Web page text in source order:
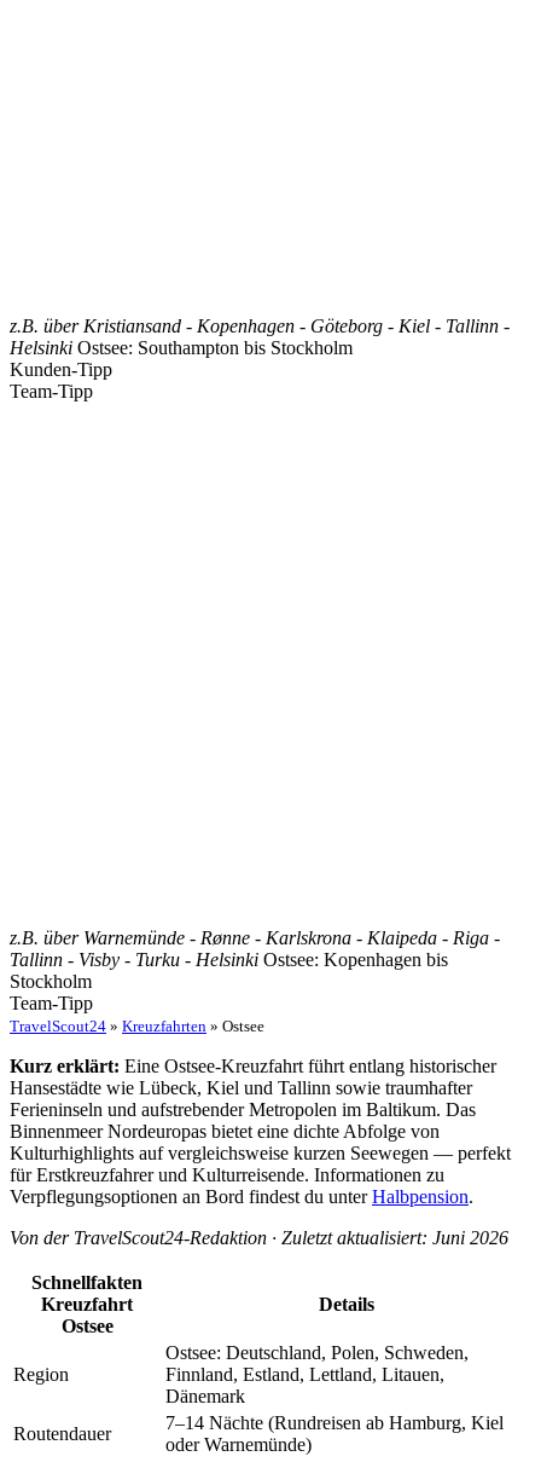
z.B. über Kristiansand - Kopenhagen - Göteborg - Kiel - Tallinn -
Helsinki Ostsee: Southampton bis Stockholm
Kunden-Tipp
Team-Tipp
z.B. über Warnemünde - Rønne - Karlskrona - Klaipeda - Riga -
Tallinn - Visby - Turku - Helsinki Ostsee: Kopenhagen bis
Stockholm
Team-Tipp
TravelScout24 » Kreuzfahrten » Ostsee
Kurz erklärt: Eine Ostsee-Kreuzfahrt führt entlang historischer
Hansestädte wie Lübeck, Kiel und Tallinn sowie traumhafter
Ferieninseln und aufstrebender Metropolen im Baltikum. Das
Binnenmeer Nordeuropas bietet eine dichte Abfolge von
Kulturhighlights auf vergleichsweise kurzen Seewegen — perfekt
für Erstkreuzfahrer und Kulturreisende. Informationen zu
Verpflegungsoptionen an Bord findest du unterHalbpension.
Von der TravelScout24-Redaktion · Zuletzt aktualisiert: Juni 2026
Schnellfakten
Kreuzfahrt
Ostsee
Details
Region
Ostsee: Deutschland, Polen, Schweden,
Finnland, Estland, Lettland, Litauen,
Dänemark
Routendauer
7–14 Nächte (Rundreisen ab Hamburg, Kiel
oder Warnemünde)